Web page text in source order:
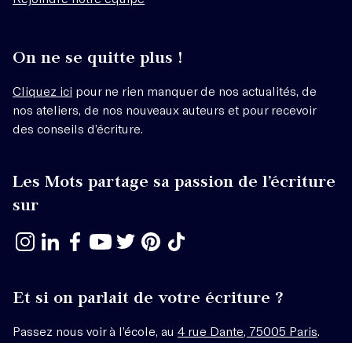
On ne se quitte plus !
Cliquez ici pour ne rien manquer de nos actualités, de
nos ateliers, de nos nouveaux auteurs et pour recevoir
des conseils d’écriture.
Les Mots partage sa passion de l’écriture
sur
Et si on parlait de votre écriture ?
Passez nous voir à l’école, au 4 rue Dante, 75005 Paris